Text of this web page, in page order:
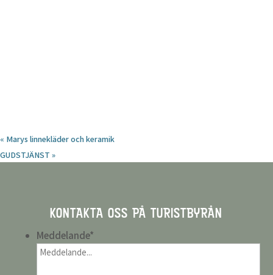
« Marys linnekläder och keramik
GUDSTJÄNST »
KONTAKTA OSS PÅ TURISTBYRÅN
Meddelande*